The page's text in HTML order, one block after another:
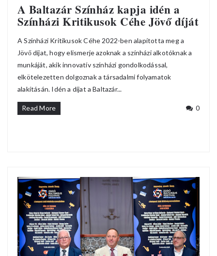
A Baltazár Színház kapja idén a
Színházi Kritikusok Céhe Jövő díját
A Színházi Kritikusok Céhe 2022-ben alapította meg a
Jövő díjat, hogy elismerje azoknak a színházi alkotóknak a
munkáját, akik innovatív színházi gondolkodással,
elkötelezetten dolgoznak a társadalmi folyamatok
alakításán. Idén a díjat a Baltazár...
Read More 0